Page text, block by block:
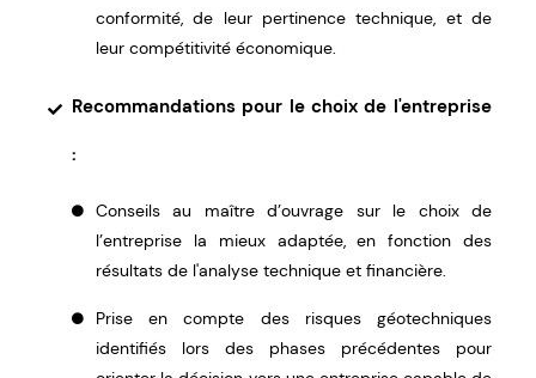
conformité, de leur pertinence technique, et de
leur compétitivité économique.
Recommandations pour le choix de l'entreprise
:
Conseils au maître d’ouvrage sur le choix de
l’entreprise la mieux adaptée, en fonction des
résultats de l'analyse technique et financière.
Prise en compte des risques géotechniques
identifiés lors des phases précédentes pour